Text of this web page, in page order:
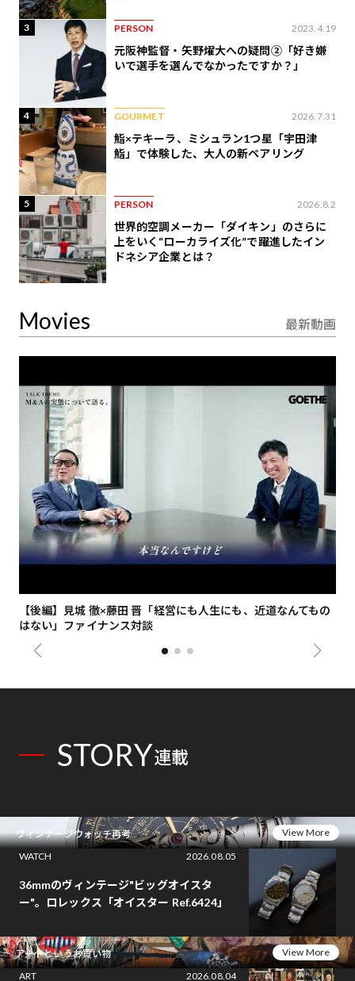
3 PERSON 2023.4.19
元阪神監督・矢野燿大への疑問②「好き嫌
いで選手を選んでなかったですか？」
4 GOURMET 2026.7.31
鮨×テキーラ、ミシュラン1つ星「宇田津
鮨」で体験した、大人の新ペアリング
5 PERSON 2026.8.2
世界的空調メーカー「ダイキン」のさらに
上をいく“ローカライズ化”で躍進したイン
ドネシア企業とは？
Movies 最新動画
【後編】見城 徹×藤田 晋「経営にも人生にも、近道なんてもの
はない」ファイナンス対談
STORY連載
ヴィンテージウォッチ再考
View More
WATCH
2026.08.05
36mmのヴィンテージ"ビッグオイスタ
ー"。ロレックス「オイスター Ref.6424」
アートというお買い物
View More
ART
2026.08.04